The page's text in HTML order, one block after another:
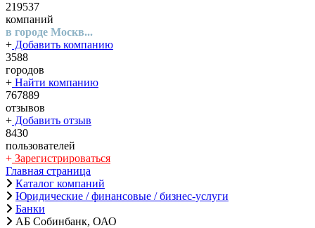
219537
компаний
в городе Москв...
+ Добавить компанию
3588
городов
+ Найти компанию
767889
отзывов
+ Добавить отзыв
8430
пользователей
+ Зарегистрироваться
Главная страница
Каталог компаний
Юридические / финансовые / бизнес-услуги
Банки
АБ Собинбанк, ОАО